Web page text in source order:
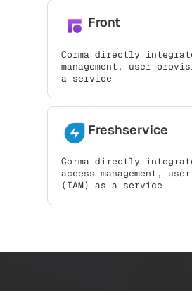
Front
Corma directly
management, user
a service
Freshservice
Corma directly
access management,
(IAM) as a service